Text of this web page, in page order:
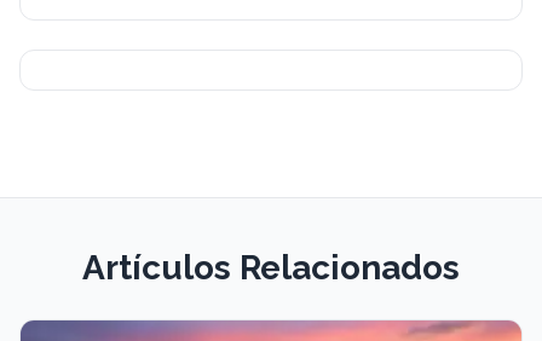
Artículos Relacionados